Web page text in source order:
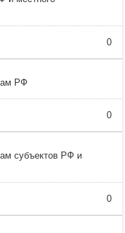
0
РФ
0
субъектов РФ и
0